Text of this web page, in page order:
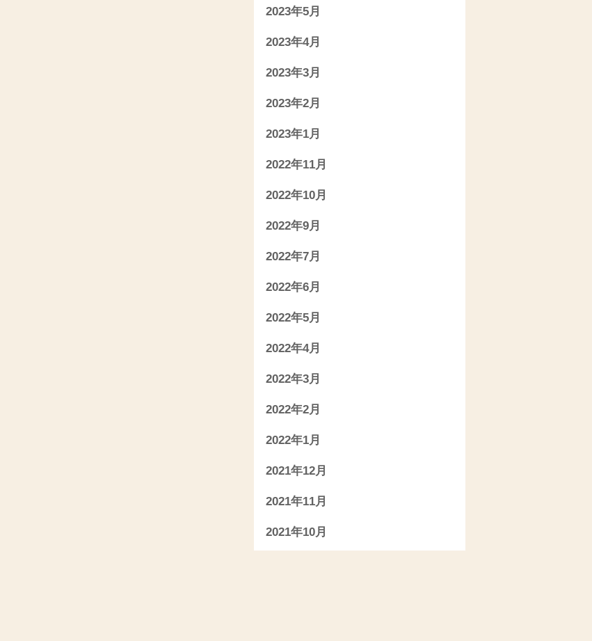
2023年5月
2023年4月
2023年3月
2023年2月
2023年1月
2022年11月
2022年10月
2022年9月
2022年7月
2022年6月
2022年5月
2022年4月
2022年3月
2022年2月
2022年1月
2021年12月
2021年11月
2021年10月